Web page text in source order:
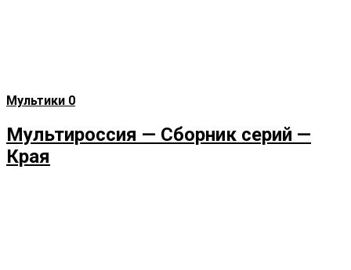
Мультики 0
Мультироссия — Сборник серий —
Края